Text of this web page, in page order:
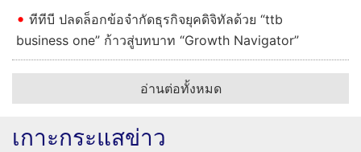
ทีทีบี ปลดล็อกข้อจำกัดธุรกิจยุคดิจิทัลด้วย “ttb
business one” ก้าวสู่บทบาท “Growth Navigator”
อ่านต่อทั้งหมด
เกาะกระแสข่าว